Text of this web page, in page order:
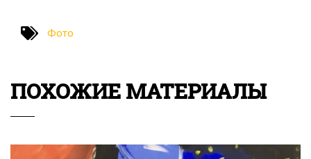
Хлопоты в птичьих домах!
Юные художники (6-7лет) изостудии «Познайка» в своих